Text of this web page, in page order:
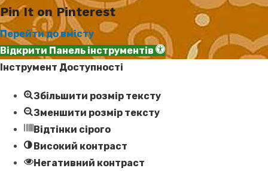
Pin It on Pinterest
Перейти до вмісту
Відкрити Панель інструментів
Інструмент Доступності
Збільшити розмір тексту
Зменшити розмір тексту
Відтінки сірого
Високий контраст
Негативний контраст